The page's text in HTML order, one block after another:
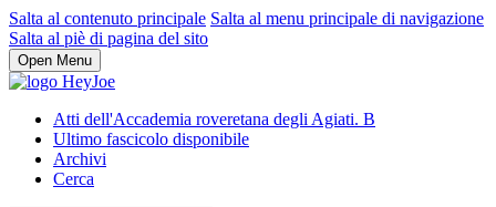
Salta al contenuto principale Salta al menu principale di navigazione
Salta al piè di pagina del sito
Open Menu
Atti dell'Accademia roveretana degli Agiati. B
Ultimo fascicolo disponibile
Archivi
Cerca